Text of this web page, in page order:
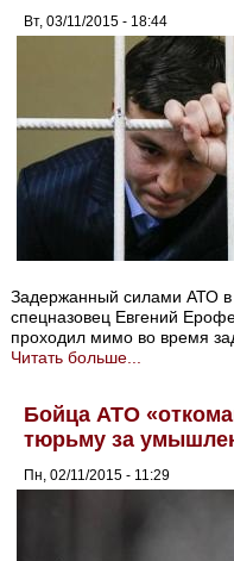
Вт, 03/11/2015 - 18:44
Задержанный силами АТО в
спецназовец Евгений
проходил мимо во время
Читать больше...
Бойца АТО
тюрьму за
Пн, 02/11/2015 - 11:29